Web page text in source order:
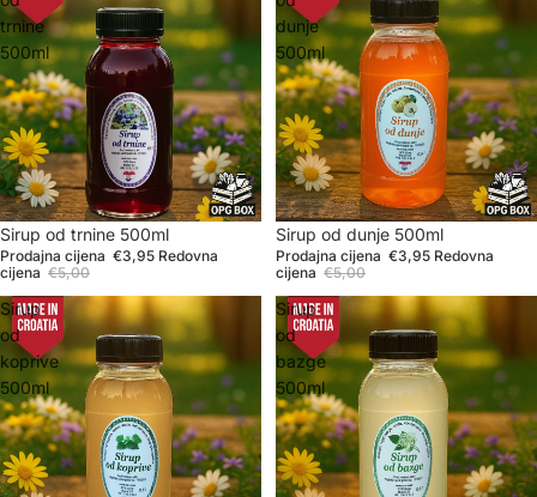
trnine
500ml
Sniženje
Sirup od trnine 500ml
Prodajna cijena €3,95 Redovna
cijena €5,00
dunje
500ml
Sniženje
Sirup od dunje 500ml
Prodajna cijena €3,95 Redovna
cijena €5,00
Sirup
od
koprive
500ml
Sirup
od
bazge
500ml